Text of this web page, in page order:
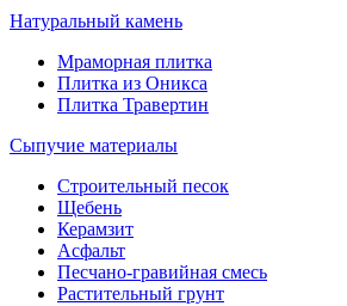
Натуральный камень
Мраморная плитка
Плитка из Оникса
Плитка Травертин
Сыпучие материалы
Строительный песок
Щебень
Керамзит
Асфальт
Песчано-гравийная смесь
Растительный грунт